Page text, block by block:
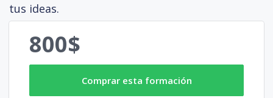
tus ideas.
800$
Comprar esta formación